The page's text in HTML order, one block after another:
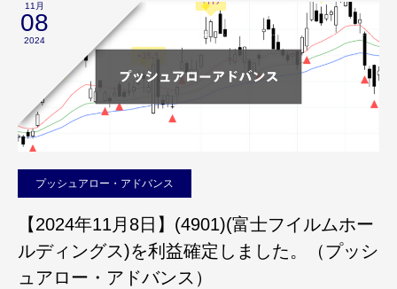
11月
08
2024
プッシュアロー・アドバンス
【2024年11月8日】(4901)(富士フイルムホー
ルディングス)を利益確定しました。（プッシ
ュアロー・アドバンス）